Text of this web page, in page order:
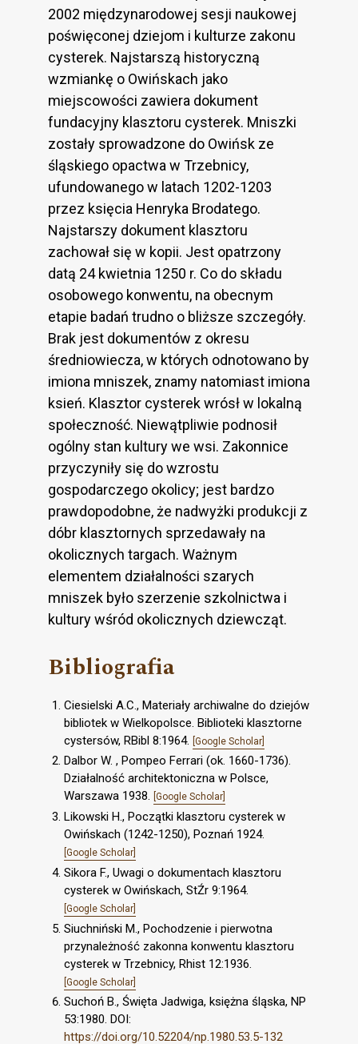
2002 międzynarodowej sesji naukowej
poświęconej dziejom i kulturze zakonu
cysterek. Najstarszą historyczną
wzmiankę o Owińskach jako
miejscowości zawiera dokument
fundacyjny klasztoru cysterek. Mniszki
zostały sprowadzone do Owińsk ze
śląskiego opactwa w Trzebnicy,
ufundowanego w latach 1202-1203
przez księcia Henryka Brodatego.
Najstarszy dokument klasztoru
zachował się w kopii. Jest opatrzony
datą 24 kwietnia 1250 r. Co do składu
osobowego konwentu, na obecnym
etapie badań trudno o bliższe szczegóły.
Brak jest dokumentów z okresu
średniowiecza, w których odnotowano by
imiona mniszek, znamy natomiast imiona
ksień. Klasztor cysterek wrósł w lokalną
społeczność. Niewątpliwie podnosił
ogólny stan kultury we wsi. Zakonnice
przyczyniły się do wzrostu
gospodarczego okolicy; jest bardzo
prawdopodobne, że nadwyżki produkcji z
dóbr klasztornych sprzedawały na
okolicznych targach. Ważnym
elementem działalności szarych
mniszek było szerzenie szkolnictwa i
kultury wśród okolicznych dziewcząt.
Bibliografia
Ciesielski A.C., Materiały archiwalne do dziejów
bibliotek w Wielkopolsce. Biblioteki klasztorne
cystersów, RBibl 8:1964.
[Google Scholar]
Dalbor W. , Pompeo Ferrari (ok. 1660-1736).
Działalność architektoniczna w Polsce,
Warszawa 1938. [Google Scholar]
Likowski H., Początki klasztoru cysterek w
Owińskach (1242-1250), Poznań 1924.
[Google Scholar]
Sikora F., Uwagi o dokumentach klasztoru
cysterek w Owińskach, StŹr 9:1964.
[Google Scholar]
Siuchniński M., Pochodzenie i pierwotna
przynależność zakonna konwentu klasztoru
cysterek w Trzebnicy, Rhist 12:1936.
[Google Scholar]
Suchoń B., Święta Jadwiga, księżna śląska, NP
53:1980. DOI:
https://doi.org/10.52204/np.1980.53.5-132